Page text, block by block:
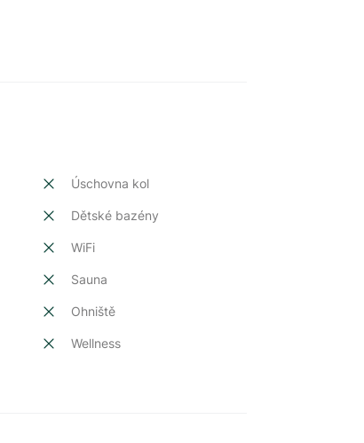
Úschovna kol
Dětské bazény
WiFi
Sauna
Ohniště
Wellness